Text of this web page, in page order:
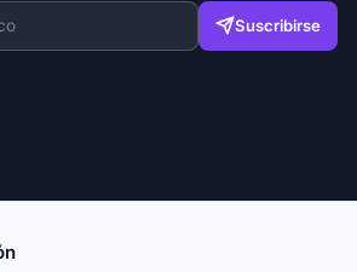
Suscribirse